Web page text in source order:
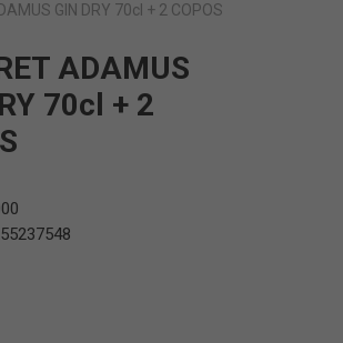
GIN DRY 70cl + 2 COPOS
ADAMUS
70cl + 2